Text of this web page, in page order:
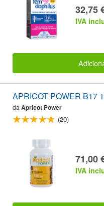
32,75
IVA
APRICOT POWER B17
da Apricot Power
(20)
71,00
IVA